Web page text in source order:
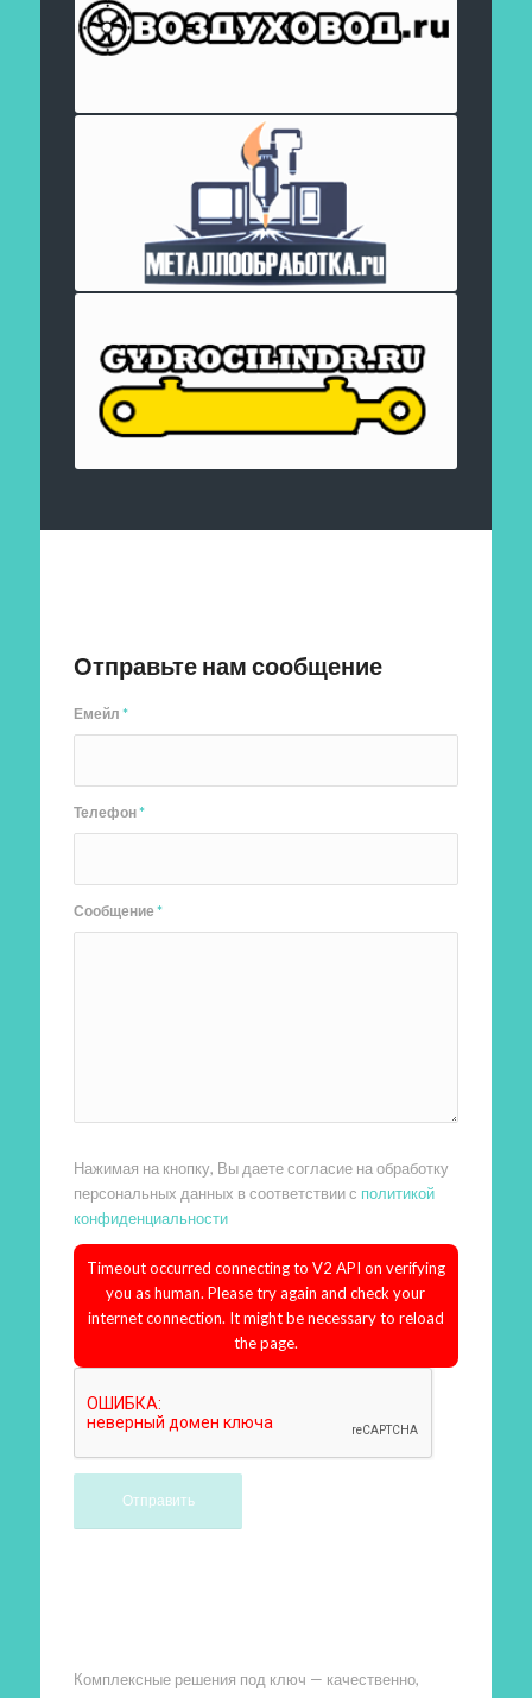
Отправьте нам сообщение
Емейл*
Телефон*
Сообщение*
Нажимая на кнопку, Вы даете согласие на обработку
персональных данных в соответствии с политикой
конфиденциальности
Timeout occurred connecting to V2 API on verifying
you as human. Please try again and check your
internet connection. It might be necessary to reload
the page.
Комплексные решения под ключ — качественно,